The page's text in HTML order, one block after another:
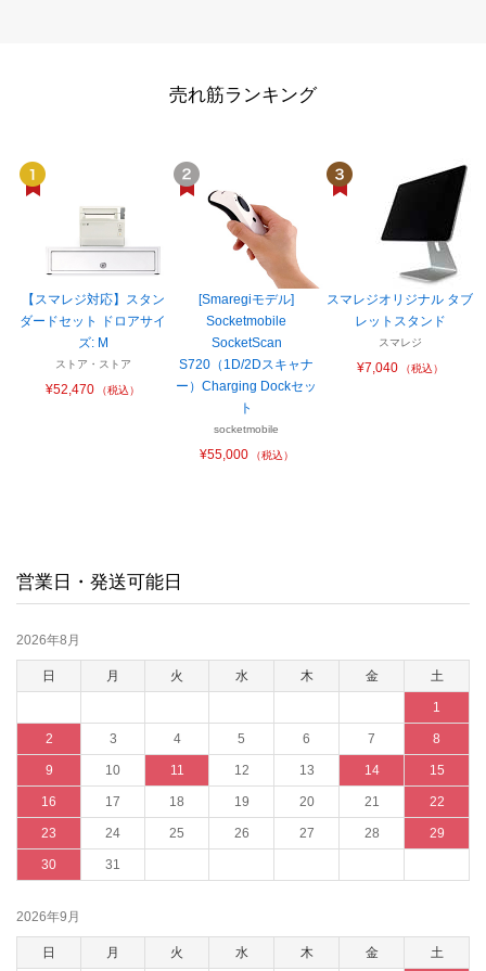
売れ筋ランキング
【スマレジ対応】スタン
ダードセット ドロアサイ
ズ: M
ストア・ストア
¥52,470 （税込）
[Smaregiモデル]
Socketmobile
SocketScan
S720（1D/2Dスキャナ
ー）Charging Dockセッ
ト
socketmobile
¥55,000 （税込）
スマレジオリジナル タブ
レットスタンド
スマレジ
¥7,040 （税込）
営業日・発送可能日
2026年8月
日 月 火 水 木 金 土
1
2 3 4 5 6 7 8
9 10 11 12 13 14 15
16 17 18 19 20 21 22
23 24 25 26 27 28 29
30 31
2026年9月
日 月 火 水 木 金 土